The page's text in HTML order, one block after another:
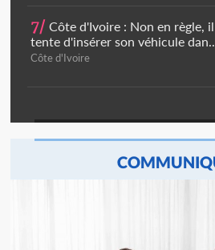
7/ Côte d'Ivoire : Non en règle, il
tente d'insérer son véhicule
Côte d'Ivoire